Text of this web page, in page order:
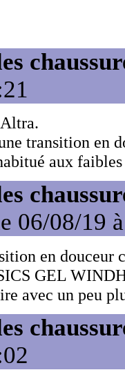
transition en
aux
06/08/19
en douceur
GEL
avec un peu